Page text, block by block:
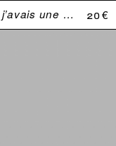
Johnny, est-ce que tu m'aimerais si j’avais une plus grosse bite ? 20 €